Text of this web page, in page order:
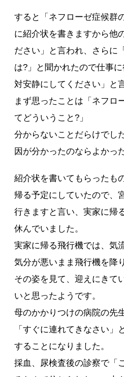
すると「ネフローゼ症候群
に紹介状を書きますから他
ださい」と言われ、さらに
は?」と聞かれたので仕事
対安静にしてください」と
まず思ったことは「ネフロ
てどういうこと?」
分からないことだらけでし
因が分かったのならよかっ
紹介状を書いてもらったも
帰る予定にしていたので、
行きますと言い、実家に帰
休んでいました。
実家に帰る飛行機では、気
気分が悪いまま飛行機を降
その姿を見て、迎えにきて
いと思ったようです。
母のかかりつけの病院の先
「すぐに連れてきなさい
することになりました。
採血、尿検査後の診察で「